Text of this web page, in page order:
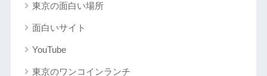
東京の面白い場所
面白いサイト
YouTube
東京のワンコインランチ